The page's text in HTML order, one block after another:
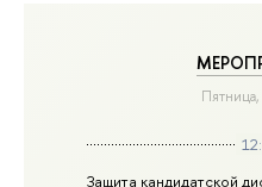
Пятница,
Защита кандидатской